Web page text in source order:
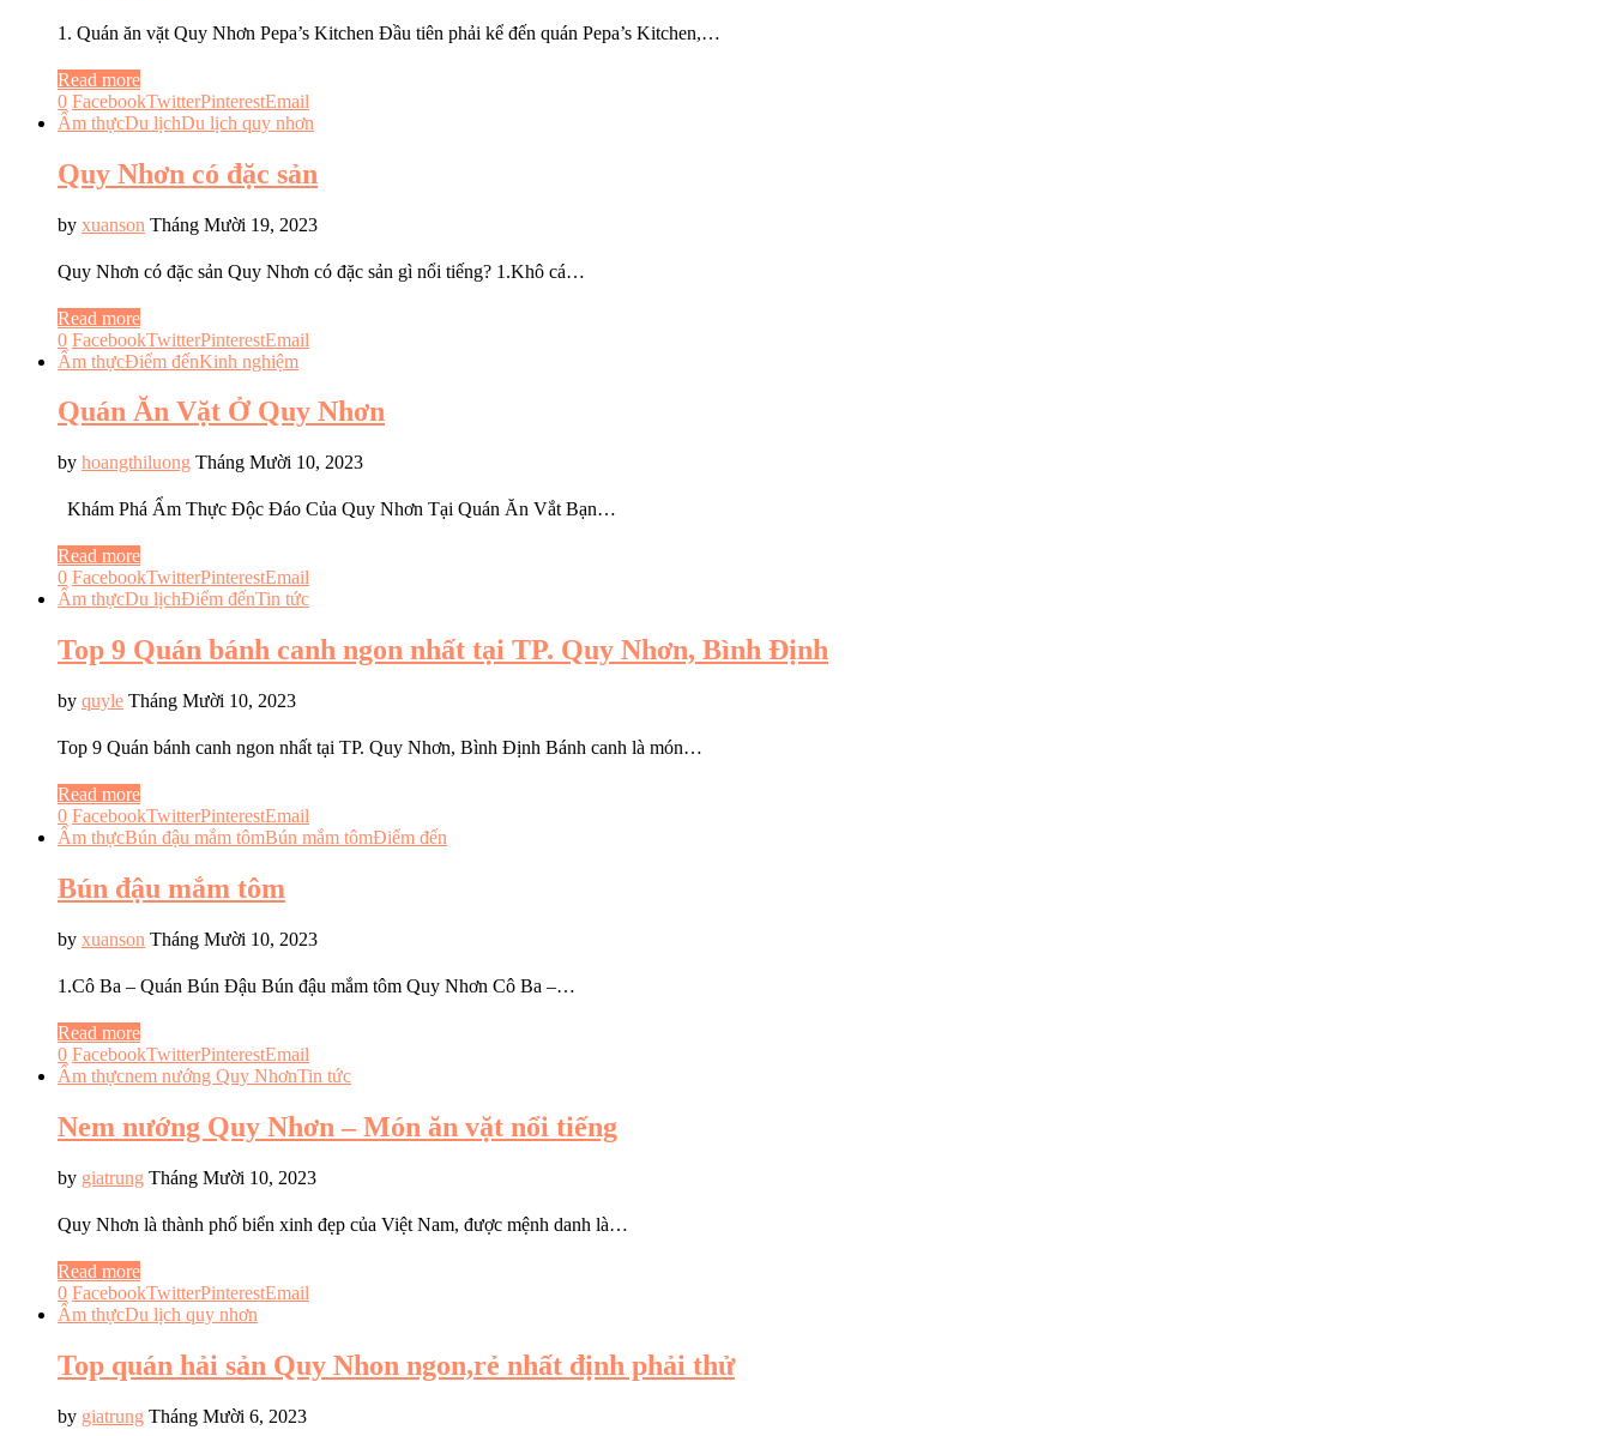
1. Quán ăn vặt Quy Nhơn Pepa’s Kitchen Đầu tiên phải kể đến quán Pepa’s Kitchen,…
Read more
0 FacebookTwitterPinterestEmail
Ẩm thựcDu lịchDu lịch quy nhơn
Quy Nhơn có đặc sản
by xuanson Tháng Mười 19, 2023
Quy Nhơn có đặc sản Quy Nhơn có đặc sản gì nổi tiếng? 1.Khô cá…
Read more
0 FacebookTwitterPinterestEmail
Ẩm thựcĐiểm đếnKinh nghiệm
Quán Ăn Vặt Ở Quy Nhơn
by hoangthiluong Tháng Mười 10, 2023
Khám Phá Ẩm Thực Độc Đáo Của Quy Nhơn Tại Quán Ăn Vắt Bạn…
Read more
0 FacebookTwitterPinterestEmail
Ẩm thựcDu lịchĐiểm đếnTin tức
Top 9 Quán bánh canh ngon nhất tại TP. Quy Nhơn, Bình Định
by quyle Tháng Mười 10, 2023
Top 9 Quán bánh canh ngon nhất tại TP. Quy Nhơn, Bình Định Bánh canh là món…
Read more
0 FacebookTwitterPinterestEmail
Ẩm thựcBún đậu mắm tômBún mắm tômĐiểm đến
Bún đậu mắm tôm
by xuanson Tháng Mười 10, 2023
1.Cô Ba – Quán Bún Đậu Bún đậu mắm tôm Quy Nhơn Cô Ba –…
Read more
0 FacebookTwitterPinterestEmail
Ẩm thựcnem nướng Quy NhơnTin tức
Nem nướng Quy Nhơn – Món ăn vặt nổi tiếng
by giatrung Tháng Mười 10, 2023
Quy Nhơn là thành phố biển xinh đẹp của Việt Nam, được mệnh danh là…
Read more
0 FacebookTwitterPinterestEmail
Ẩm thựcDu lịch quy nhơn
Top quán hải sản Quy Nhon ngon,rẻ nhất định phải thử
by giatrung Tháng Mười 6, 2023